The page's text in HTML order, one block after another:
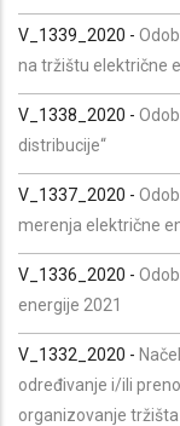
V_1339_2020 -
na tržištu električne
V_1338_2020 -
distribucije“
V_1337_2020 -
merenja električne
V_1336_2020 -
energije 2021
V_1332_2020 -
određivanje i/ili
organizovanje